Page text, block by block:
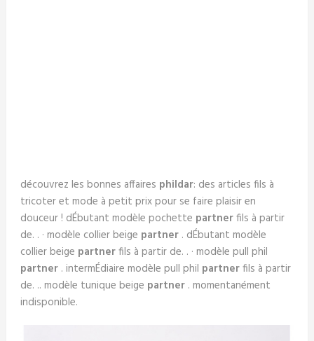
découvrez les bonnes affaires phildar: des articles fils à
tricoter et mode à petit prix pour se faire plaisir en
douceur ! dÉbutant modèle pochette partnerfils à partir
de. . · modèle collier beige partner. dÉbutant modèle
collier beige partnerfils à partir de. . · modèle pull phil
partner. intermÉdiaire modèle pull phil partnerfils à partir
de. .. modèle tunique beige partner. momentanément
indisponible.